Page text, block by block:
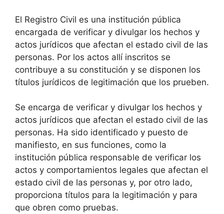
El Registro Civil es una institución pública
encargada de verificar y divulgar los hechos y
actos jurídicos que afectan el estado civil de las
personas. Por los actos allí inscritos se
contribuye a su constitución y se disponen los
títulos jurídicos de legitimación que los prueben.
Se encarga de verificar y divulgar los hechos y
actos jurídicos que afectan el estado civil de las
personas. Ha sido identificado y puesto de
manifiesto, en sus funciones, como la
institución pública responsable de verificar los
actos y comportamientos legales que afectan el
estado civil de las personas y, por otro lado,
proporciona títulos para la legitimación y para
que obren como pruebas.